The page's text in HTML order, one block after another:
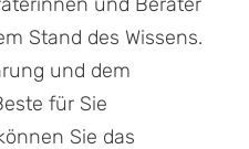
Stand des Wissens.
und dem
für Sie
Sie das